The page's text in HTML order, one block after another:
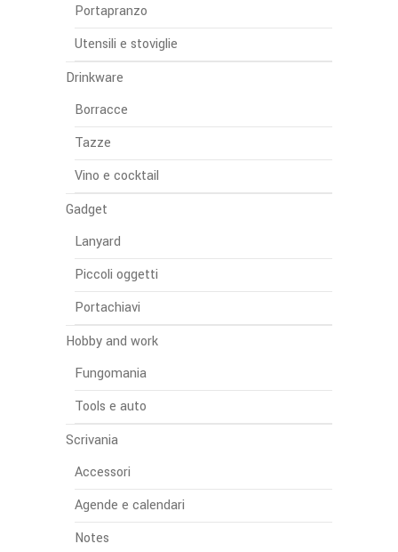
Portapranzo
Utensili e stoviglie
Drinkware
Borracce
Tazze
Vino e cocktail
Gadget
Lanyard
Piccoli oggetti
Portachiavi
Hobby and work
Fungomania
Tools e auto
Scrivania
Accessori
Agende e calendari
Notes